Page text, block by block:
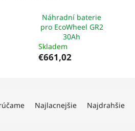
Náhradní baterie
pro EcoWheel GR2
30Ah
Skladem
€661,02
Najlacnejšie Najdrahšie